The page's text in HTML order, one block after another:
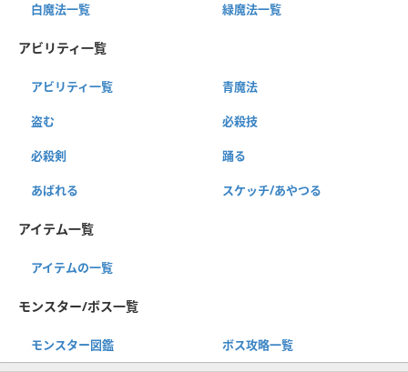
白魔法一覧 緑魔法一覧
アビリティ一覧
アビリティ一覧 青魔法
盗む 必殺技
必殺剣 踊る
あばれる スケッチ/あやつる
アイテム一覧
アイテムの一覧
モンスター/ボス一覧
モンスター図鑑 ボス攻略一覧